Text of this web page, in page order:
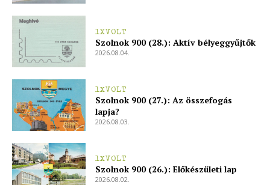
Hasznos
bSZ fiók
Előfizetés
Kapcsolat
Adatkezelési tájékoztató
Hirdetés
1XVOLT
Szolnok 900 (28.): Aktív bélyeggyűjtők
2026.08.04.
1XVOLT
Szolnok 900 (27.): Az összefogás
lapja?
2026.08.03.
1XVOLT
Szolnok 900 (26.): Előkészületi lap
2026.08.02.